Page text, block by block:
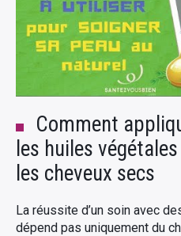
Comment
les huiles
les cheveux secs
La réussite d’un soin avec
dépend pas uniquement du